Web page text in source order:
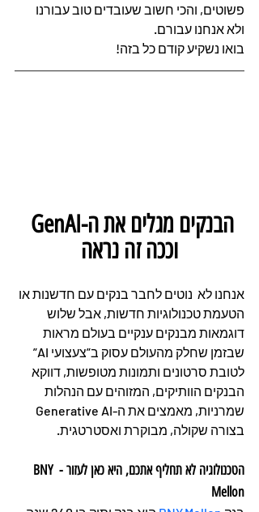
פשוטים, והכי חשוב שעובדים טוב עבורנו
ולא אנחנו עבורם.
בואו נשקיע קודם כל בזה!
וככה זה נראה
אנחנו לא  נוטים לחבר בנקים עם חדשנות או
הטעמת טכנולוגיות חדשות, אבל שלוש
דוגמאות מבנקים ענקיים בעולם מראות
שבזמן שחלק מהעולם עסוק ב”צעצועי AI”
לטובת סרטונים ותמונות מטופשות, דווקא
הבנקים הוותיקים, המזוהים עם הנהלות
בצורה שקולה, מבוקרת ואסטרטגית.
הטכנולוגיה לא תחליף אתכם, היא כאן לעזור - BNY
Mellon